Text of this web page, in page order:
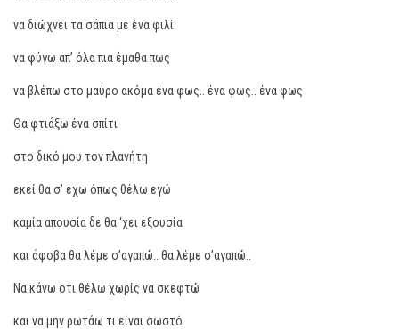
να διώχνει τα σάπια με ένα φιλί
να φύγω απ’ όλα πια έμαθα πως
να βλέπω στο μαύρο ακόμα ένα φως.. ένα φως.. ένα φως
Θα φτιάξω ένα σπίτι
στο δικό μου τον πλανήτη
εκεί θα σ’ έχω όπως θέλω εγώ
καμία απουσία δε θα ‘χει εξουσία
και άφοβα θα λέμε σ’αγαπώ.. θα λέμε σ’αγαπώ..
Να κάνω οτι θέλω χωρίς να σκεφτώ
και να μην ρωτάω τι είναι σωστό